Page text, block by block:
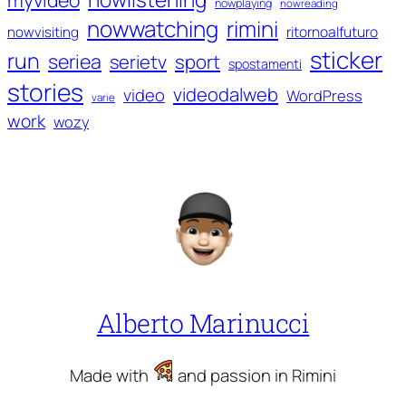
nowplaying nowreading
nowvisiting nowwatching rimini ritornoalfuturo
run seriea serietv sport spostamenti sticker
stories
varie video videodalweb WordPress
work wozy
Alberto Marinucci
Made with and passion in Rimini